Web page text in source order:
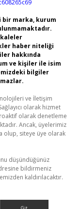
marka, kurum
haber niteliği
hakkında
ve kişiler ile isim
bilgiler
ve İletişim
olarak hizmet
olarak denetleme
Ancak, üyelerimiz
olup, siteye üye olarak
düşündüğünüz
bildirmeniz
kaldırılacaktır.